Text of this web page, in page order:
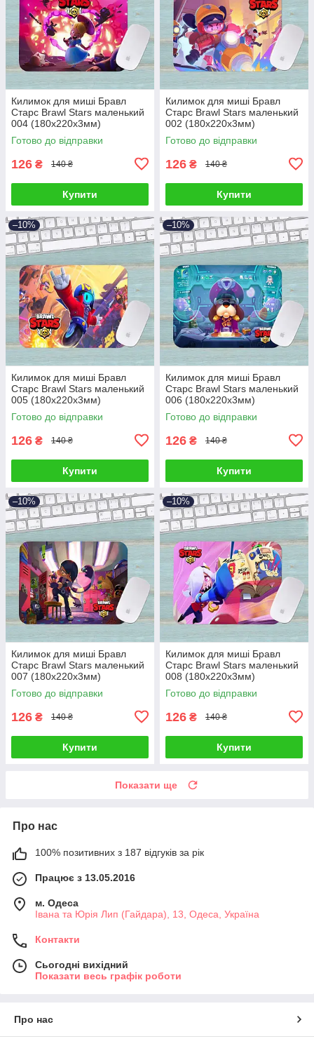
Килимок для миші Бравл
Старс Brawl Stars маленький
004 (180х220х3мм)
Готово до відправки
126 ₴ 140 ₴
Купити
Килимок для миші Бравл
Старс Brawl Stars маленький
002 (180х220х3мм)
Готово до відправки
126 ₴ 140 ₴
Купити
–10%
Килимок для миші Бравл
Старс Brawl Stars маленький
005 (180х220х3мм)
Готово до відправки
126 ₴ 140 ₴
Купити
–10%
Килимок для миші Бравл
Старс Brawl Stars маленький
006 (180х220х3мм)
Готово до відправки
126 ₴ 140 ₴
Купити
–10%
Килимок для миші Бравл
Старс Brawl Stars маленький
007 (180х220х3мм)
Готово до відправки
126 ₴ 140 ₴
Купити
–10%
Килимок для миші Бравл
Старс Brawl Stars маленький
008 (180х220х3мм)
Готово до відправки
126 ₴ 140 ₴
Купити
Показати ще
Про нас
100% позитивних з 187 відгуків за рік
Працює з 13.05.2016
м. Одеса
Івана та Юрія Лип (Гайдара), 13, Одеса, Україна
Контакти
Сьогодні вихідний
Показати весь графік роботи
Про нас